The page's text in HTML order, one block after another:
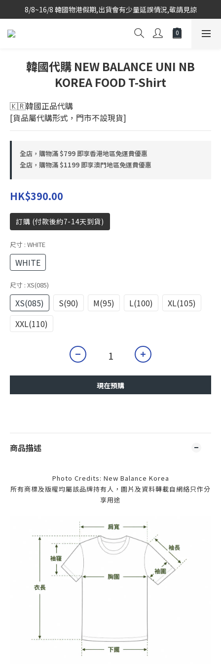
韓國當地代購團隊,每星期韓國直送香港
8/8~16/8 韓國物港假期,出貨會有少量延誤情況,敬請見諒
韓國當地代購團隊,每星期韓國直送香港
韓國代購 NEW BALANCE UNI NB
KOREA FOOD T-Shirt
🇰🇷韓國正品代購
[貨品屬代購形式，門市不設現貨]
全店，購物滿 $799 即享香港地區免運費優惠
全店，購物滿 $1199 即享澳門地區免運費優惠
HK$390.00
訂購 (付款後約7-14天到貨)
尺寸 : WHITE
WHITE
尺寸 : XS(085)
XS(085) S(90) M(95) L(100)
XL(105)
XXL(110)
現在預購
商品描述
Photo Credits: New Balance Korea
所有商標及版權均屬該品牌持有人，圖片及資料轉載自網絡只作分
享用途